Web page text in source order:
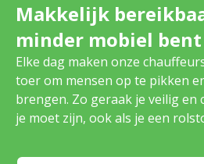
Makkelijk
minder mobiel bent
Elke dag maken onze
toer om mensen op te pikken
brengen. Zo geraak je veilig en
je moet zijn, ook als je een